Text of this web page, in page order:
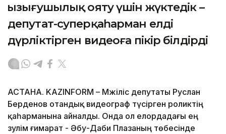
Қызығушылық ояту үшін жүктедік –
депутат-суперқаһарман елді
дүрліктірген видеоға пікір білдірді
АСТАНА. KAZINFORM – Мәжіліс депутаты Руслан
Берденов отандық видеограф түсірген роликтің
қаһарманына айналды. Онда ол елордадағы ең
зәулім ғимарат - Әбу-Даби Плазаның төбесінде